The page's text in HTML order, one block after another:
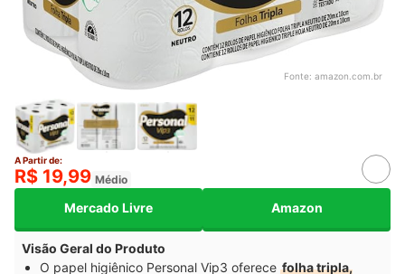
Fonte: amazon.com.br
A Partir de:
R$ 19,99 Médio
Mercado Livre Amazon
Visão Geral do Produto
O papel higiênico Personal Vip3 oferece folha tripla,